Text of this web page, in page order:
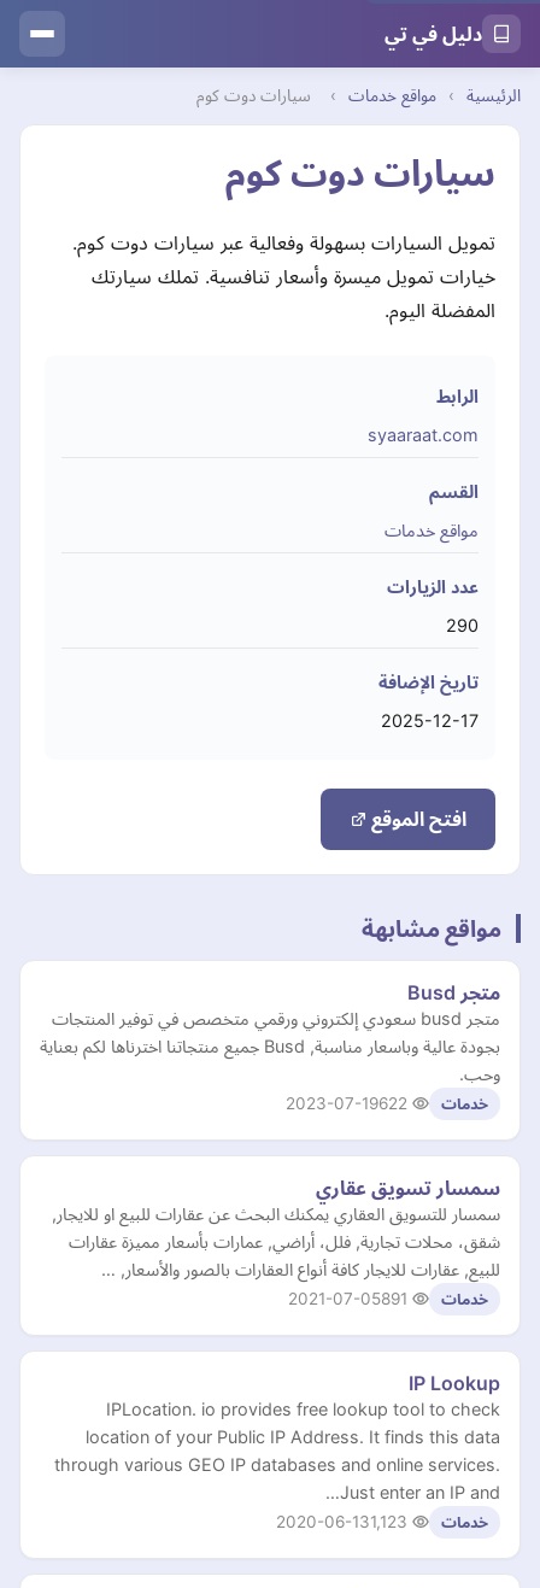
دليل في تي
الرئيسية › مواقع خدمات › سيارات دوت كوم
سيارات دوت كوم
تمويل السيارات بسهولة وفعالية عبر سيارات دوت كوم.
خيارات تمويل ميسرة وأسعار تنافسية. تملك سيارتك
المفضلة اليوم.
الرابط
syaaraat.com
القسم
مواقع خدمات
عدد الزيارات
290
تاريخ الإضافة
2025-12-17
افتح الموقع
مواقع مشابهة
متجر Busd
متجر busd سعودي إلكتروني ورقمي متخصص في توفير المنتجات
بجودة عالية وباسعار مناسبة, Busd جميع منتجاتنا اخترناها لكم بعناية
وحب.
خدمات 2023-07-19
سمسار تسويق عقاري
سمسار للتسويق العقاري يمكنك البحث عن عقارات للبيع او للايجار,
شقق، محلات تجارية, فلل، أراضي, عمارات بأسعار مميزة عقارات
للبيع, عقارات للايجار كافة أنواع العقارات بالصور والأسعار, …
خدمات 2021-07-05
IP Lookup
IPLocation. io provides free lookup tool to check
location of your Public IP Address. It finds this data
through various GEO IP databases and online services.
Just enter an IP and…
خدمات 2020-06-13